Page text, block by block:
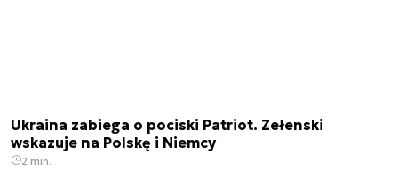
Ukraina zabiega o pociski Patriot. Zełenski
wskazuje na Polskę i Niemcy
2 min.